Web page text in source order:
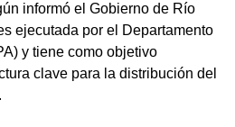
informó el Gobierno de Río
ejecutada por el Departamento
y tiene como objetivo
clave para la distribución del